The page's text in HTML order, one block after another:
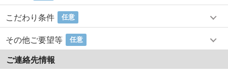
こだわり条件 任意
その他ご要望等 任意
ご連絡先情報